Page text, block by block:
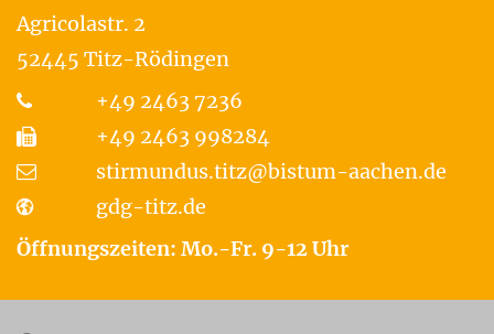
Agricolastr. 2
52445 Titz-Rödingen
+49 2463 7236
+49 2463 998284
stirmundus.titz@bistum-aachen.de
gdg-titz.de
Öffnungszeiten: Mo.-Fr. 9-12 Uhr